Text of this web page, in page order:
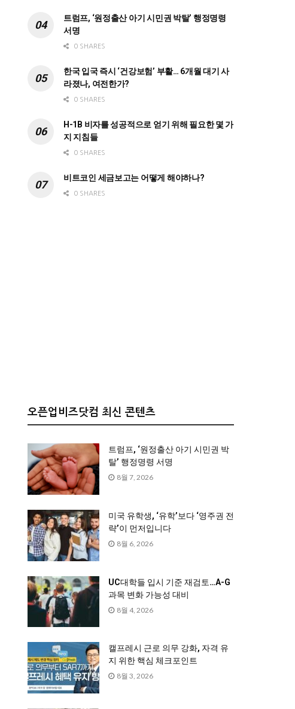
트럼프, ‘원정출산 아기 시민권 박탈’ 행정명령
서명
0 SHARES
한국 입국 즉시 ‘건강보험’ 부활… 6개월 대기 사
라졌나, 여전한가?
0 SHARES
H-1B 비자를 성공적으로 얻기 위해 필요한 몇 가
지 지침들
0 SHARES
비트코인 세금보고는 어떻게 해야하나?
0 SHARES
오픈업비즈닷컴 최신 콘텐츠
트럼프, ‘원정출산 아기 시민권 박
탈’ 행정명령 서명
8월 7, 2026
미국 유학생, ‘유학’보다 ‘영주권 전
략’이 먼저입니다
8월 6, 2026
UC대학들 입시 기준 재검토…A-G
과목 변화 가능성 대비
8월 4, 2026
캘프레시 근로 의무 강화, 자격 유
지 위한 핵심 체크포인트
8월 3, 2026